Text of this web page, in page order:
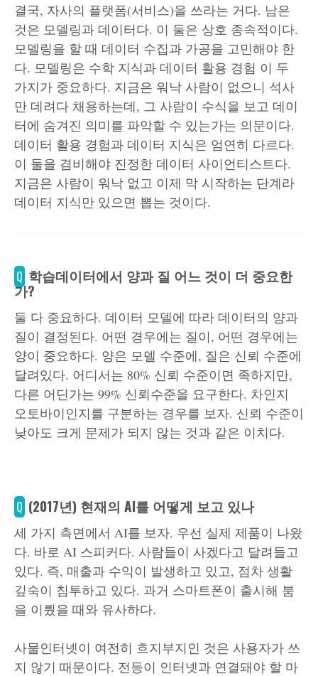
결국, 자사의 플랫폼(서비스)을 쓰라는 거다. 남은
것은 모델링과 데이터다. 이 둘은 상호 종속적이다.
모델링을 할 때 데이터 수집과 가공을 고민해야 한
다. 모델링은 수학 지식과 데이터 활용 경험 이 두
가지가 중요하다. 지금은 워낙 사람이 없으니 석사
만 데려다 채용하는데, 그 사람이 수식을 보고 데이
터에 숨겨진 의미를 파악할 수 있는가는 의문이다.
데이터 활용 경험과 데이터 지식은 엄연히 다르다.
이 둘을 겸비해야 진정한 데이터 사이언티스트다.
지금은 사람이 워낙 없고 이제 막 시작하는 단계라
데이터 지식만 있으면 뽑는 것이다.
Q 학습데이터에서 양과 질 어느 것이 더 중요한
가?
둘 다 중요하다. 데이터 모델에 따라 데이터의 양과
질이 결정된다. 어떤 경우에는 질이, 어떤 경우에는
양이 중요하다. 양은 모델 수준에, 질은 신뢰 수준에
달려있다. 어디서는 80% 신뢰 수준이면 족하지만,
다른 어딘가는 99% 신뢰수준을 요구한다. 차인지
오토바이인지를 구분하는 경우를 보자. 신뢰 수준이
낮아도 크게 문제가 되지 않는 것과 같은 이치다.
Q (2017년) 현재의 AI를 어떻게 보고 있나
세 가지 측면에서 AI를 보자. 우선 실제 제품이 나왔
다. 바로 AI 스피커다. 사람들이 사겠다고 달려들고
있다. 즉, 매출과 수익이 발생하고 있고, 점차 생활
깊숙이 침투하고 있다. 과거 스마트폰이 출시해 붐
을 이뤘을 때와 유사하다.
사물인터넷이 여전히 흐지부지인 것은 사용자가 쓰
지 않기 때문이다. 전등이 인터넷과 연결돼야 할 마